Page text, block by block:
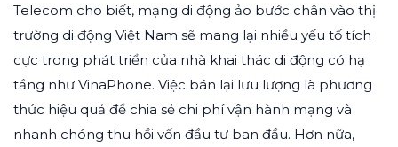
Telecom cho biết, mạng di động ảo bước chân vào thị
trường di động Việt Nam sẽ mang lại nhiều yếu tố tích
cực trong phát triển của nhà khai thác di động có hạ
tầng như VinaPhone. Việc bán lại lưu lượng là phương
thức hiệu quả để chia sẻ chi phí vận hành mạng và
nhanh chóng thu hồi vốn đầu tư ban đầu. Hơn nữa,